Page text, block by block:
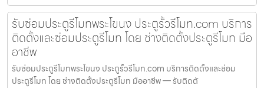
รับซ่อมประตูรีโมทพระโขนง ประตูรั้วรีโมท.com บริการ
ติดตั้งและซ่อมประตูรีโมท โดย ช่างติดตั้งประตูรีโมท มือ
อาชีพ
รับซ่อมประตูรีโมทพระโขนง ประตูรั้วรีโมท.com บริการติดตั้งและซ่อม
ประตูรีโมท โดย ช่างติดตั้งประตูรีโมท มืออาชีพ — รับติดตั